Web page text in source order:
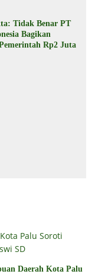
Tidak Benar PT
Bagikan
Rp2 Juta
Daerah Kota Palu